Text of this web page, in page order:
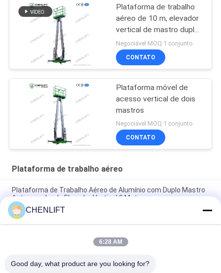
Plataforma de trabalho
aéreo de 10 m, elevador
vertical de mastro duplo
com plataforma de
extensão
Negociável MOQ:1 conjunto
CONTATO
Plataforma móvel de
acesso vertical de dois
mastros
Negociável MOQ:1 conjunto
CONTATO
Plataforma de trabalho aéreo
Plataforma de Trabalho Aéreo de Alumínio com Duplo Mastro
Autopropulsada Elevador Vertical 9 Metros
Plataforma de Trabalho Aéreo de 10 Metros de Altura com
Duplo Mastro e Mesa de Elevação Vertical Hidráulica
Plataforma de trabalho aéreo de tipo de alumínio com altura
CHENLIFT
6:28 AM
Good day, what product are you looking for?